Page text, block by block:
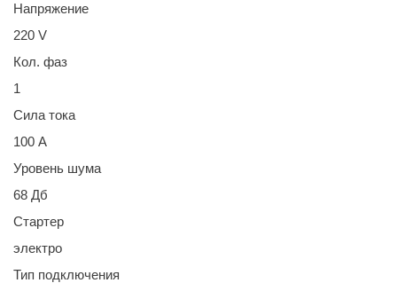
Напряжение
220 V
Кол. фаз
1
Сила тока
100 A
Уровень шума
68 Дб
Стартер
электро
Тип подключения